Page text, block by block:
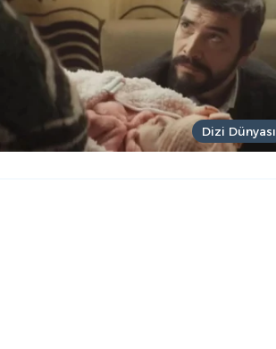
Dizi Dünyası